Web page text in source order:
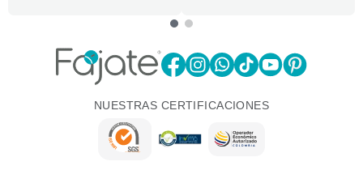
NUESTRAS CERTIFICACIONES